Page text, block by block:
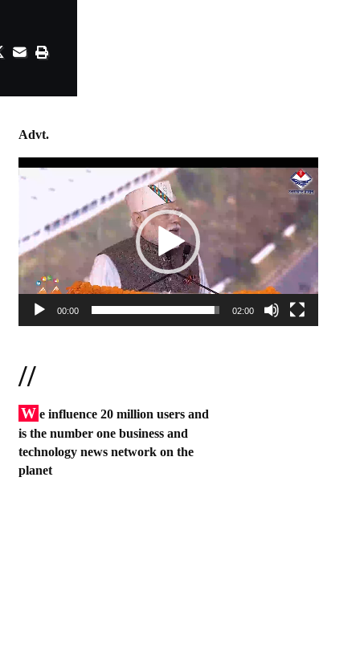
Advt.
Video
00:00 02:00
//
W e influence 20 million users and
is the number one business and
technology news network on the
planet